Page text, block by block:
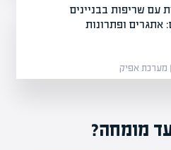
עם שריפות בבניינים
אתגרים ופתרונות
מומחה?